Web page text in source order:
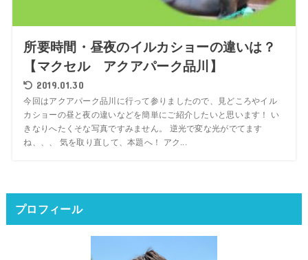
所要時間・昼夜のイルカショーの違いは？
【マクセル アクアパーク品川】
2019.01.30
今回はアクアパーク品川に行って参りましたので、見どころやイル
カショーの昼と夜の違いなどを簡単にご紹介したいと思います！ い
きなりへたくそな写真ですみません。 逆光で変な光がでてます
ね、、、 気を取り直して、本題へ！ アク...
プロフィール